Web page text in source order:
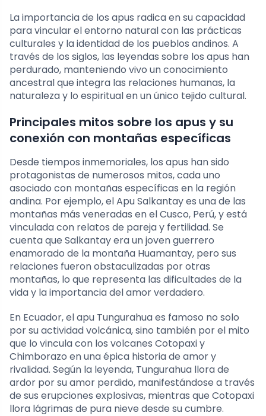
La importancia de los apus radica en su capacidad
para vincular el entorno natural con las prácticas
culturales y la identidad de los pueblos andinos. A
través de los siglos, las leyendas sobre los apus han
perdurado, manteniendo vivo un conocimiento
ancestral que integra las relaciones humanas, la
naturaleza y lo espiritual en un único tejido cultural.
Principales mitos sobre los apus y su
conexión con montañas específicas
Desde tiempos inmemoriales, los apus han sido
protagonistas de numerosos mitos, cada uno
asociado con montañas específicas en la región
andina. Por ejemplo, el Apu Salkantay es una de las
montañas más veneradas en el Cusco, Perú, y está
vinculada con relatos de pareja y fertilidad. Se
cuenta que Salkantay era un joven guerrero
enamorado de la montaña Huamantay, pero sus
relaciones fueron obstaculizadas por otras
montañas, lo que representa las dificultades de la
vida y la importancia del amor verdadero.
En Ecuador, el apu Tungurahua es famoso no solo
por su actividad volcánica, sino también por el mito
que lo vincula con los volcanes Cotopaxi y
Chimborazo en una épica historia de amor y
rivalidad. Según la leyenda, Tungurahua llora de
ardor por su amor perdido, manifestándose a través
de sus erupciones explosivas, mientras que Cotopaxi
llora lágrimas de pura nieve desde su cumbre.